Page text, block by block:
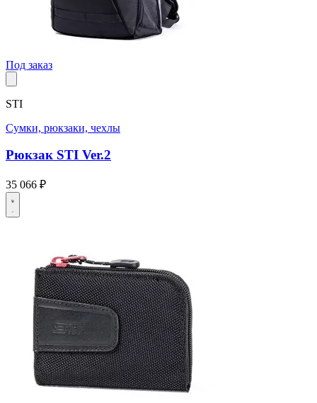
Под заказ
STI
Сумки, рюкзаки, чехлы
Рюкзак STI Ver.2
35 066 ₽